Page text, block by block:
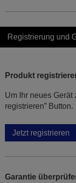
Registrierung und
Produkt
Um Ihr neues Gerät
registrieren” Button.
Jetzt registrieren
Garantie